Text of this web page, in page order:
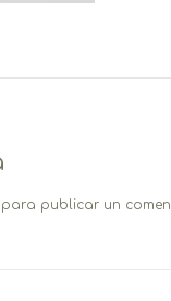
para publicar un